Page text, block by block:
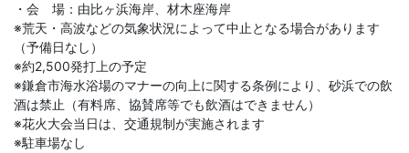
・会 場：由比ヶ浜海岸、材木座海岸
※荒天・高波などの気象状況によって中止となる場合があります
（予備日なし）
※約2,500発打上の予定
※鎌倉市海水浴場のマナーの向上に関する条例により、砂浜での飲
酒は禁止（有料席、協賛席等でも飲酒はできません）
※花火大会当日は、交通規制が実施されます
※駐車場なし